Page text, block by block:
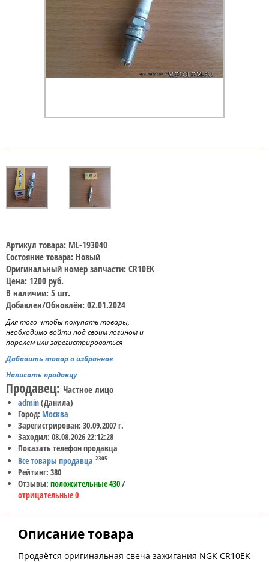
Артикул товара: ML-193040
Состояние товара: Новый
Оригинальный номер запчасти: CR10EK
Цена: 1200 руб.
В наличии: 5 шт.
Добавлен/Обновлён: 02.01.2024
Для того чтобы покупать товары,
необходимо войти под своим логином и
паролем или зарегистрироваться
Добавить товар в избранное
Написать продавцу
Продавец: Частное лицо
admin(Данила)
Город: Москва
Зарегистрирован: 30.09.2007 г.
Заходил: 08.08.2026 22:12:28
Показать телефон продавца
Все товары продавца 2305
Рейтинг: 380
Отзывы: положительные 430/
отрицательные 0
Описание товара
Продаётся оригинальная свеча зажигания NGK CR10EK